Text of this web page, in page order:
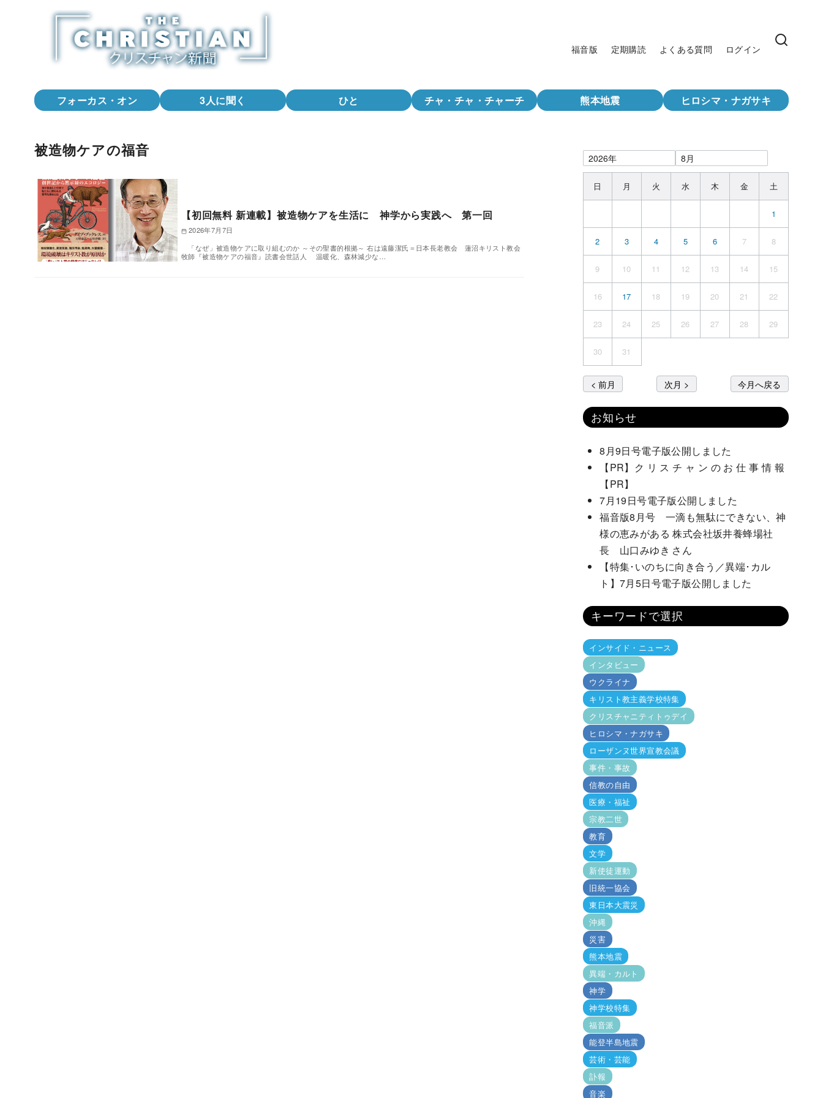
福音版 定期購読 よくある質問 ログイン
フォーカス・オン 3人に聞く ひと チャ・チャ・チャーチ 熊本地震 ヒロシマ・ナガサキ
被造物ケアの福音
【初回無料 新連載】被造物ケアを生活に 神学から実践へ 第一回
2026年7月7日
「なぜ」被造物ケアに取り組むのか ～その聖書的根拠～ 右は遠藤潔氏＝日本長老教会 蓮沼キリスト教会
牧師『被造物ケアの福音』読書会世話人 温暖化、森林減少な…
日 月 火 水 木 金 土
1
2 3 4 5 6 7 8
9 10 11 12 13 14 15
16 17 18 19 20 21 22
23 24 25 26 27 28 29
30 31
< 前月 次月 > 今月へ戻る
お知らせ
8月9日号電子版公開しました
【PR】ク リ ス チ ャ ン の お 仕 事 情 報
【PR】
7月19日号電子版公開しました
福音版8月号 一滴も無駄にできない、神
様の恵みがある 株式会社坂井養蜂場社
長 山口みゆき さん
【特集･いのちに向き合う／異端･カル
ト】7月5日号電子版公開しました
キーワードで選択
インサイド・ニュース
インタビュー
ウクライナ
キリスト教主義学校特集
クリスチャニティトゥデイ
ヒロシマ・ナガサキ
ローザンヌ世界宣教会議
事件・事故
信教の自由
医療・福祉
宗教二世
教育
文学
新使徒運動
旧統一協会
東日本大震災
沖縄
災害
熊本地震
異端・カルト
神学
神学校特集
福音派
能登半島地震
芸術・芸能
訃報
音楽